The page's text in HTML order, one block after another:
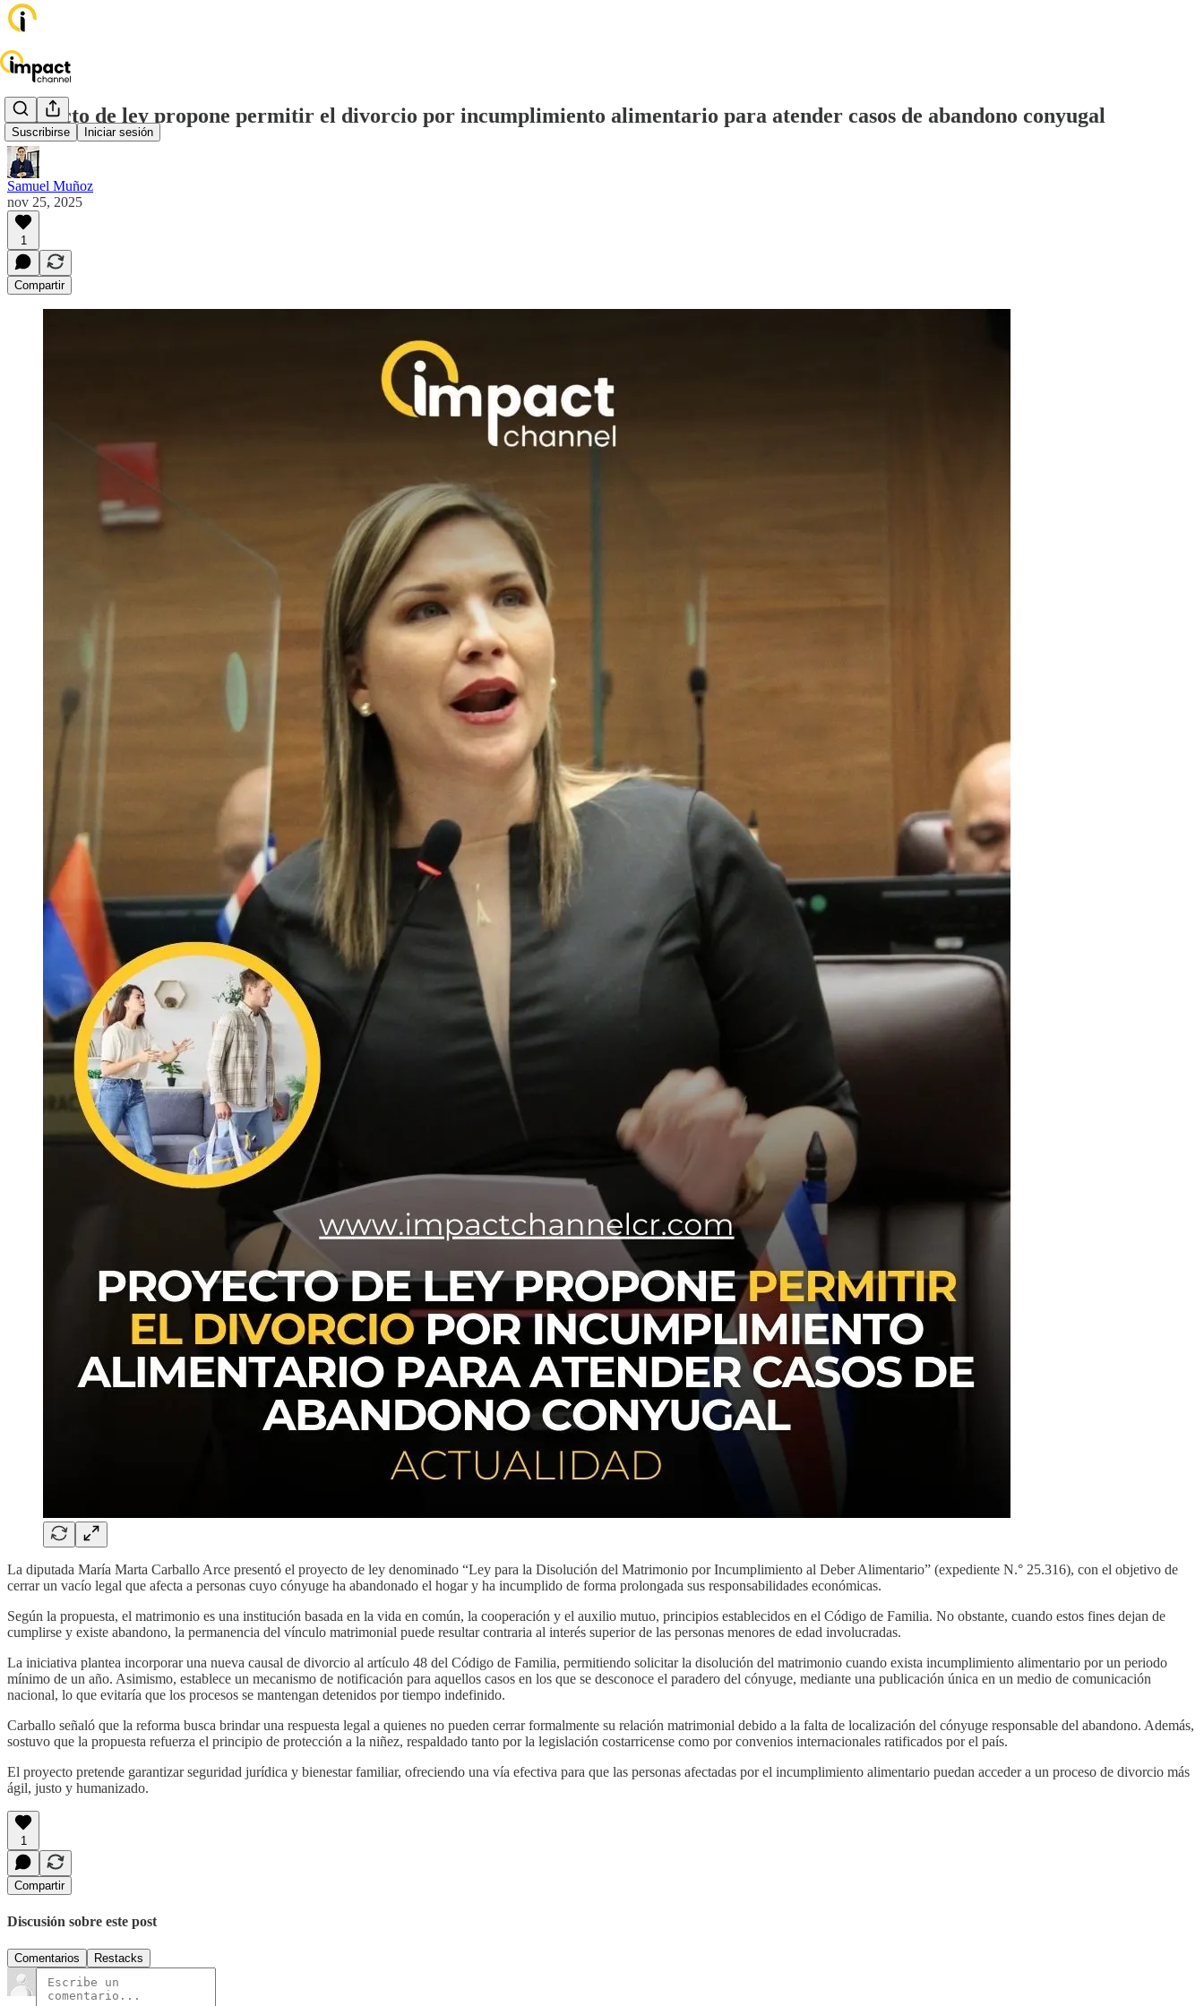
Suscribirse Iniciar sesión
Proyecto de ley propone permitir el divorcio por incumplimiento alimentario para atender casos de abandono conyugal
Samuel Muñoz
nov 25, 2025
1
Compartir
La diputada María Marta Carballo Arce presentó el proyecto de ley denominado “Ley para la Disolución del Matrimonio por Incumplimiento al Deber Alimentario” (expediente N.° 25.316), con el objetivo de
cerrar un vacío legal que afecta a personas cuyo cónyuge ha abandonado el hogar y ha incumplido de forma prolongada sus responsabilidades económicas.
Según la propuesta, el matrimonio es una institución basada en la vida en común, la cooperación y el auxilio mutuo, principios establecidos en el Código de Familia. No obstante, cuando estos fines dejan de
cumplirse y existe abandono, la permanencia del vínculo matrimonial puede resultar contraria al interés superior de las personas menores de edad involucradas.
La iniciativa plantea incorporar una nueva causal de divorcio al artículo 48 del Código de Familia, permitiendo solicitar la disolución del matrimonio cuando exista incumplimiento alimentario por un periodo
mínimo de un año. Asimismo, establece un mecanismo de notificación para aquellos casos en los que se desconoce el paradero del cónyuge, mediante una publicación única en un medio de comunicación
nacional, lo que evitaría que los procesos se mantengan detenidos por tiempo indefinido.
Carballo señaló que la reforma busca brindar una respuesta legal a quienes no pueden cerrar formalmente su relación matrimonial debido a la falta de localización del cónyuge responsable del abandono. Además,
sostuvo que la propuesta refuerza el principio de protección a la niñez, respaldado tanto por la legislación costarricense como por convenios internacionales ratificados por el país.
El proyecto pretende garantizar seguridad jurídica y bienestar familiar, ofreciendo una vía efectiva para que las personas afectadas por el incumplimiento alimentario puedan acceder a un proceso de divorcio más
ágil, justo y humanizado.
1
Compartir
Discusión sobre este post
Comentarios Restacks